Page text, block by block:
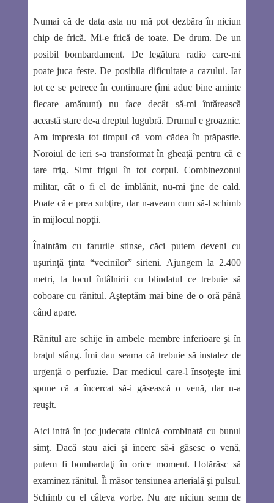
Numai că de data asta nu mă pot dezbăra în niciun
chip de frică. Mi-e frică de toate. De drum. De un
posibil bombardament. De legătura radio care-mi
poate juca feste. De posibila dificultate a cazului. Iar
tot ce se petrece în continuare (îmi aduc bine aminte
fiecare amănunt) nu face decât să-mi întărească
această stare de-a dreptul lugubră. Drumul e groaznic.
Am impresia tot timpul că vom cădea în prăpastie.
Noroiul de ieri s-a transformat în gheaţă pentru că e
tare frig. Simt frigul în tot corpul. Combinezonul
militar, cât o fi el de îmblănit, nu-mi ţine de cald.
Poate că e prea subţire, dar n-aveam cum să-l schimb
în mijlocul nopţii.
Înaintăm cu farurile stinse, căci putem deveni cu
uşurinţă ţinta “vecinilor” sirieni. Ajungem la 2.400
metri, la locul întâlnirii cu blindatul ce trebuie să
coboare cu rănitul. Aşteptăm mai bine de o oră până
când apare.
Rănitul are schije în ambele membre inferioare şi în
braţul stâng. Îmi dau seama că trebuie să instalez de
urgenţă o perfuzie. Dar medicul care-l însoţeşte îmi
spune că a încercat să-i găsească o venă, dar n-a
reuşit.
Aici intră în joc judecata clinică combinată cu bunul
simţ. Dacă stau aici şi încerc să-i găsesc o venă,
putem fi bombardaţi în orice moment. Hotărăsc să
examinez rănitul. Îi măsor tensiunea arterială şi pulsul.
Schimb cu el câteva vorbe. Nu are niciun semn de